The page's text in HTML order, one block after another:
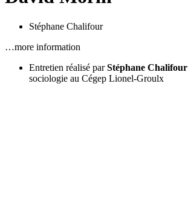
Stéphane Chalifour
…more information
Entretien réalisé par Stéphane Chalifour
sociologie au Cégep Lionel-Groulx